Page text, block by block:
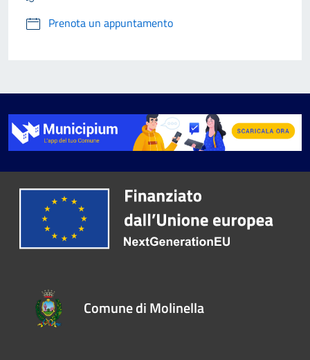
Prenota un appuntamento
Comune di Molinella